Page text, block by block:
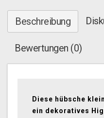
Beschreibung
Bewertungen (0)
Diese hübsche
ein dekoratives